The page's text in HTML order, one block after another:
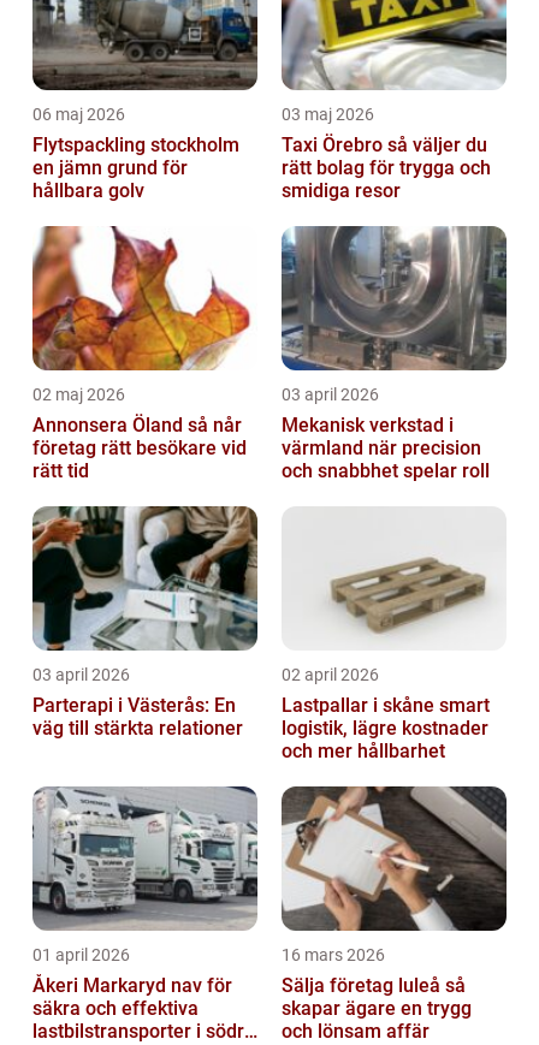
06 maj 2026
Flytspackling stockholm
en jämn grund för
hållbara golv
03 maj 2026
Taxi Örebro så väljer du
rätt bolag för trygga och
smidiga resor
02 maj 2026
Annonsera Öland så når
företag rätt besökare vid
rätt tid
03 april 2026
Mekanisk verkstad i
värmland när precision
och snabbhet spelar roll
03 april 2026
Parterapi i Västerås: En
väg till stärkta relationer
02 april 2026
Lastpallar i skåne smart
logistik, lägre kostnader
och mer hållbarhet
01 april 2026
Åkeri Markaryd nav för
säkra och effektiva
lastbilstransporter i södra
16 mars 2026
Sälja företag luleå så
skapar ägare en trygg
och lönsam affär